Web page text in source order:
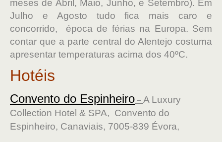
meses de Abril, Maio, Junho, e Setembro). Em
Julho e Agosto tudo fica mais caro e
concorrido, época de férias na Europa. Sem
contar que a parte central do Alentejo costuma
apresentar temperaturas acima dos 40ºC.
Hotéis
Convento do Espinheiro – A Luxury
Collection Hotel & SPA, Convento do
Espinheiro, Canaviais, 7005-839 Évora,